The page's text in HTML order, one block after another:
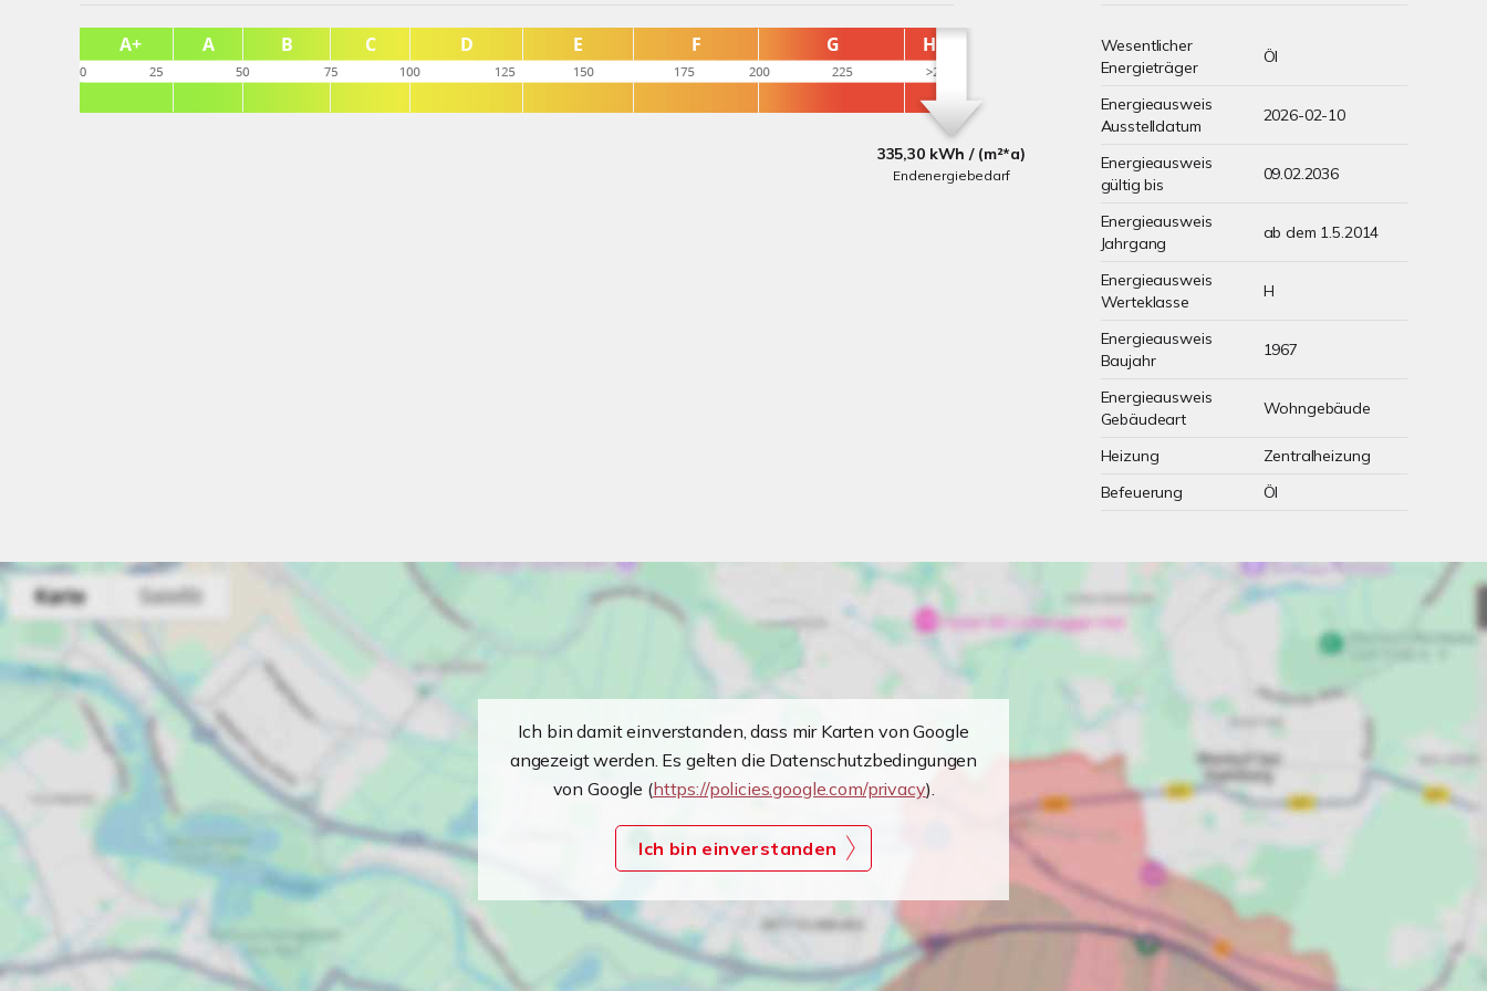
335,30 kWh / (m²*a)
Endenergiebedarf
Wesentlicher
Energieträger
Öl
Energieausweis
Ausstelldatum
2026-02-10
Energieausweis
gültig bis
09.02.2036
Energieausweis
Jahrgang
ab dem 1.5.2014
Energieausweis
Werteklasse
H
Energieausweis
Baujahr
1967
Energieausweis
Gebäudeart
Wohngebäude
Heizung
Zentralheizung
Befeuerung
Öl
Ich bin damit einverstanden, dass mir Karten von Google
angezeigt werden. Es gelten die Datenschutzbedingungen
von Google (https://policies.google.com/privacy).
Ich bin einverstanden